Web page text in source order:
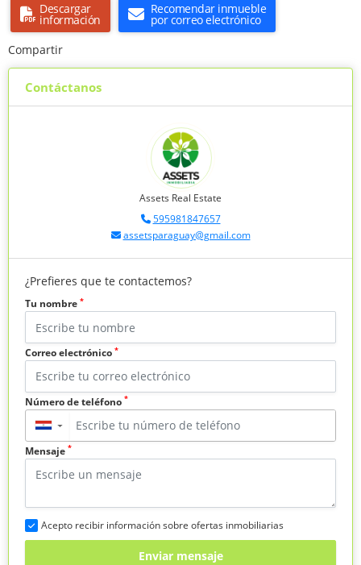
Descargar
información
Recomendar inmueble
por correo electrónico
Compartir
Contáctanos
Assets Real Estate
595981847657
assetsparaguay@gmail.com
¿Prefieres que te contactemos?
Tu nombre *
Correo electrónico *
Número de teléfono *
▼
Mensaje *
Acepto recibir información sobre ofertas inmobiliarias
Enviar mensaje